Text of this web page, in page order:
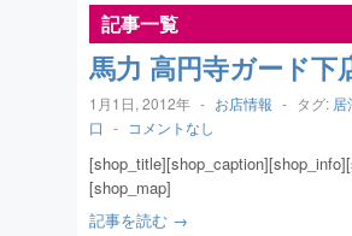
記事一覧
馬力 高円寺ガード下
1月1日, 2012年 - お店情報 - タグ: 居
口 - コメントなし
[shop_map]
記事を読む →